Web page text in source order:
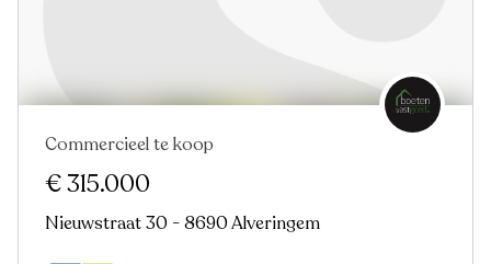
Commercieel te koop
€ 315.000
Nieuwstraat 30 - 8690 Alveringem